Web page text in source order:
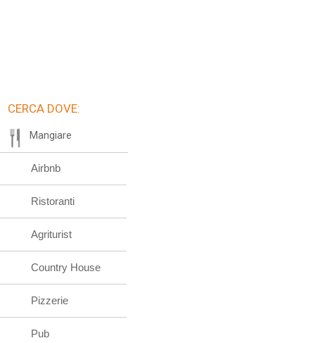
CERCA DOVE:
Mangiare
Airbnb
Ristoranti
Agriturist
Country House
Pizzerie
Pub